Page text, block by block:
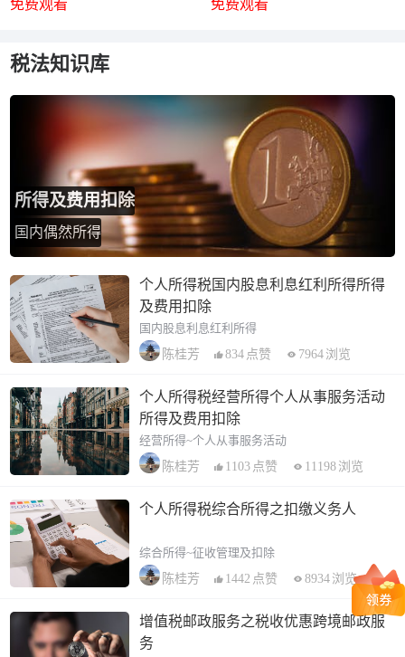
免费观看
免费观看
税法知识库
所得及费用扣除
国内偶然所得
个人所得税国内股息利息红利所得所得
及费用扣除
国内股息利息红利所得
陈桂芳
834 点赞 7964 浏览
个人所得税经营所得个人从事服务活动
所得及费用扣除
经营所得~个人从事服务活动
陈桂芳
1103 点赞 11198 浏览
个人所得税综合所得之扣缴义务人
综合所得~征收管理及扣除
陈桂芳
1442 点赞 8934 浏览
增值税邮政服务之税收优惠跨境邮政服
务